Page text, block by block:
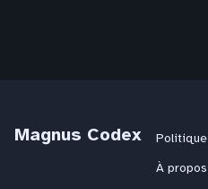
Magnus Codex
À